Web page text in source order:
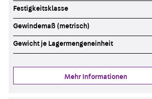
Festigkeitsklasse
Gewindemaß (metrisch)
Gewicht je Lagermengeneinheit
Mehr Informationen